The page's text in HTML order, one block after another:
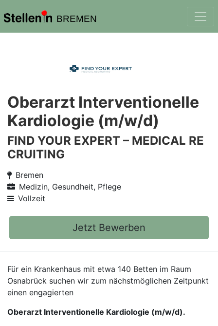
BREMEN
Oberarzt Interventionelle
Kardiologie (m/w/d)
FIND YOUR EXPERT – MEDICAL RE
CRUITING
Bremen
Medizin, Gesundheit, Pflege
Vollzeit
Jetzt Bewerben
Für ein Krankenhaus mit etwa 140 Betten im Raum
Osnabrück suchen wir zum nächstmöglichen Zeitpunkt
einen engagierten
Oberarzt Interventionelle Kardiologie (m/w/d).